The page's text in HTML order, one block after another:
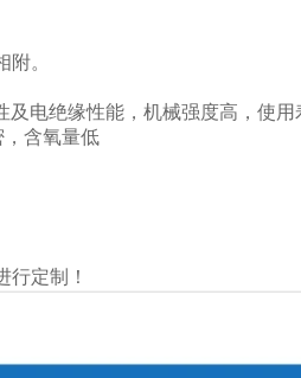
。
及电绝缘性能，机械强度高，使用
含氧量低
行定制！